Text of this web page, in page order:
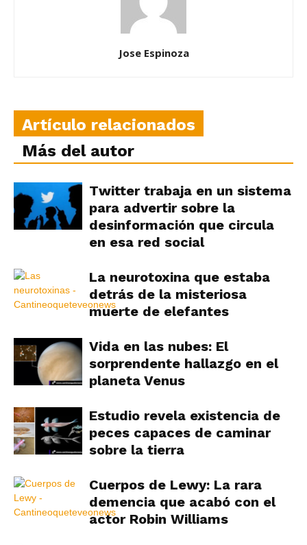
Jose Espinoza
Artículo relacionados
Más del autor
Twitter trabaja en un sistema
para advertir sobre la
desinformación que circula
en esa red social
La neurotoxina que estaba
detrás de la misteriosa
muerte de elefantes
Vida en las nubes: El
sorprendente hallazgo en el
planeta Venus
Estudio revela existencia de
peces capaces de caminar
sobre la tierra
Cuerpos de Lewy: La rara
demencia que acabó con el
actor Robin Williams